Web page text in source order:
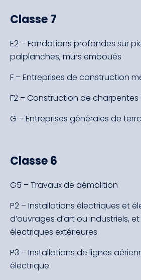
Classe 7
E2 – Fondations profondes sur
palplanches, murs emboués
F – Entreprises de construction
F2 – Construction de
G – Entreprises générales de
Classe 6
G5 – Travaux de démolition
P2 – Installations électriques et
d’ouvrages d’art ou industriels,
électriques extérieures
P3 – Installations de lignes
électrique